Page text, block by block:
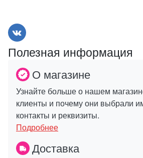
Полезная информация
О магазине
Узнайте больше о нашем
клиенты и почему они выбрали
контакты и реквизиты.
Подробнее
Доставка